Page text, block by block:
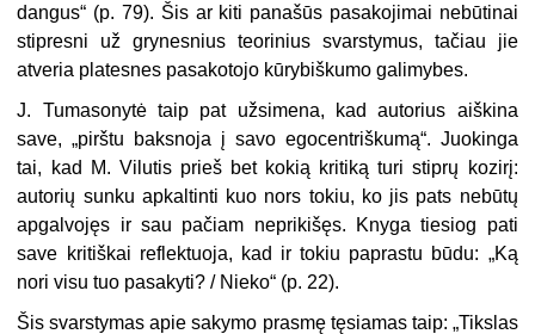
dangus“ (p. 79). Šis ar kiti panašūs pasakojimai nebūtinai
stipresni už grynesnius teorinius svarstymus, tačiau jie
atveria platesnes pasakotojo kūrybiškumo galimybes.
J. Tumasonytė taip pat užsimena, kad autorius aiškina
save, „pirštu baksnoja į savo egocentriškumą“. Juokinga
tai, kad M. Vilutis prieš bet kokią kritiką turi stiprų kozirį:
autorių sunku apkaltinti kuo nors tokiu, ko jis pats nebūtų
apgalvojęs ir sau pačiam neprikišęs. Knyga tiesiog pati
save kritiškai reflektuoja, kad ir tokiu paprastu būdu: „Ką
nori visu tuo pasakyti? / Nieko“ (p. 22).
Šis svarstymas apie sakymo prasmę tęsiamas taip: „Tikslas